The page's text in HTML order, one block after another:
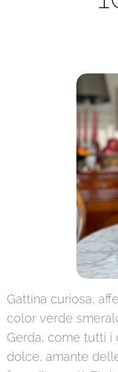
Gattina curiosa,
color verde
Gerda, come tutti
dolce, amante